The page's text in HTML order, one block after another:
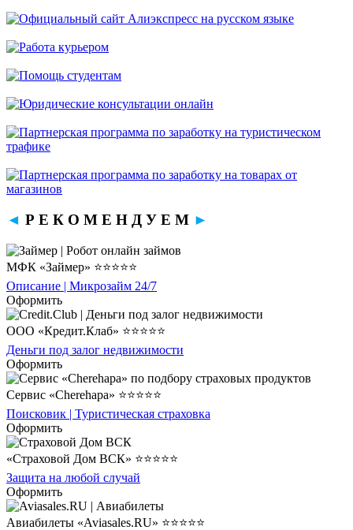
◄ Р Е К О М Е Н Д У Е М ►
МФК «Займер» ⭐⭐⭐⭐⭐
Описание | Микрозайм 24/7
Оформить
ООО «Кредит.Клаб» ⭐⭐⭐⭐⭐
Деньги под залог недвижимости
Оформить
Сервис «Cherehapa» ⭐⭐⭐⭐⭐
Поисковик | Туристическая страховка
Оформить
«Страховой Дом ВСК» ⭐⭐⭐⭐⭐
Защита на любой случай
Оформить
Авиабилеты «Aviasales.RU» ⭐⭐⭐⭐⭐